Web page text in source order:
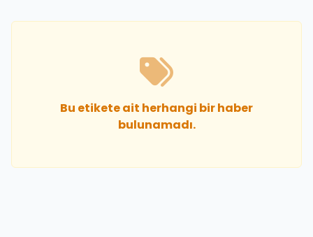
Bu etikete ait herhangi bir haber
bulunamadı.